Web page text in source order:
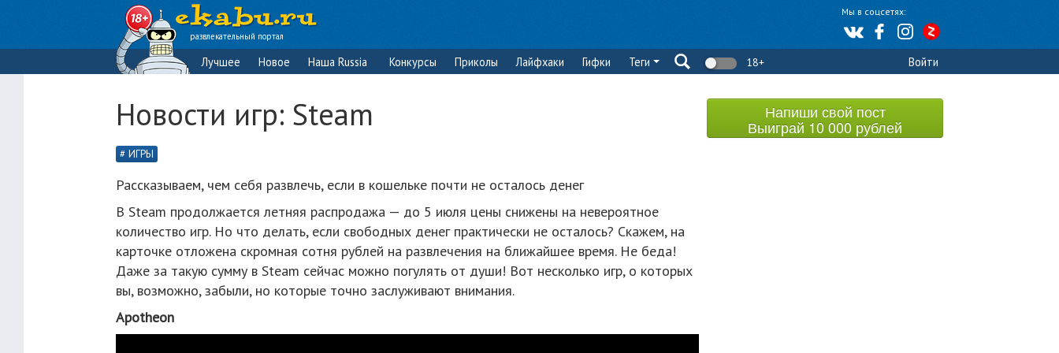
Мы в соцсетях:
развлекательный портал
Лучшее Новое Наша Russia Конкурсы Приколы Лайфхаки Гифки Теги 18+ Войти
Новости игр: Steam
ИГРЫ
Рассказываем, чем себя развлечь, если в кошельке почти не осталось денег
В Steam продолжается летняя распродажа — до 5 июля цены снижены на невероятное
количество игр. Но что делать, если свободных денег практически не осталось? Скажем, на
карточке отложена скромная сотня рублей на развлечения на ближайшее время. Не беда!
Даже за такую сумму в Steam сейчас можно погулять от души! Вот несколько игр, о которых
вы, возможно, забыли, но которые точно заслуживают внимания.
Apotheon
Напиши свой пост
Выиграй 10 000 рублей